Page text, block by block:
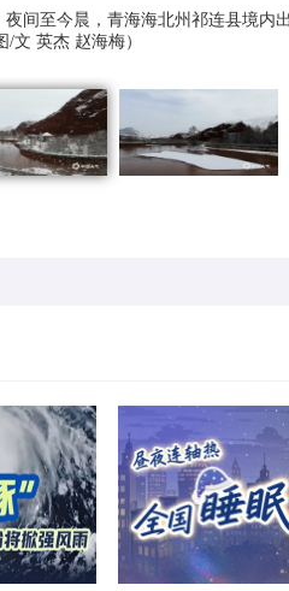
间至今晨，青海海北州祁连县境
文 英杰 赵海梅）